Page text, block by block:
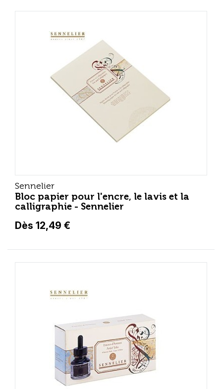
Sennelier
Bloc papier pour l'encre, le lavis et la
calligraphie - Sennelier
Dès 12,49 €